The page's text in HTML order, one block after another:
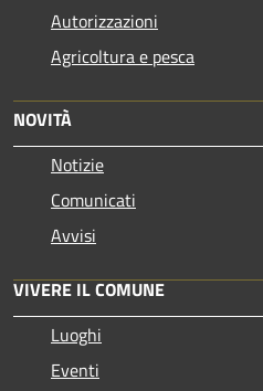
Autorizzazioni
Agricoltura e pesca
NOVITÀ
Notizie
Comunicati
Avvisi
VIVERE IL COMUNE
Luoghi
Eventi